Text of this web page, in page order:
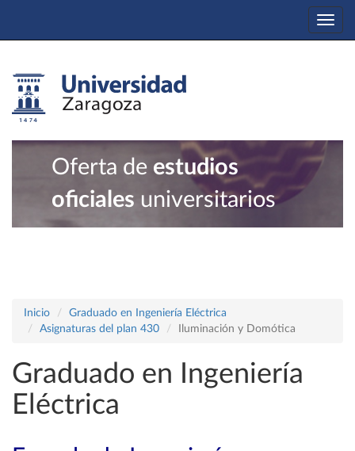
Oferta de estudios
oficiales universitarios
Inicio
Graduado en Ingeniería Eléctrica
Asignaturas del plan 430
Iluminación y Domótica
Graduado en Ingeniería
Eléctrica